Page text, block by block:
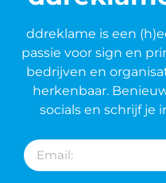
ddreklame is een
passie voor sign en
bedrijven en
herkenbaar.
socials en schrijf je